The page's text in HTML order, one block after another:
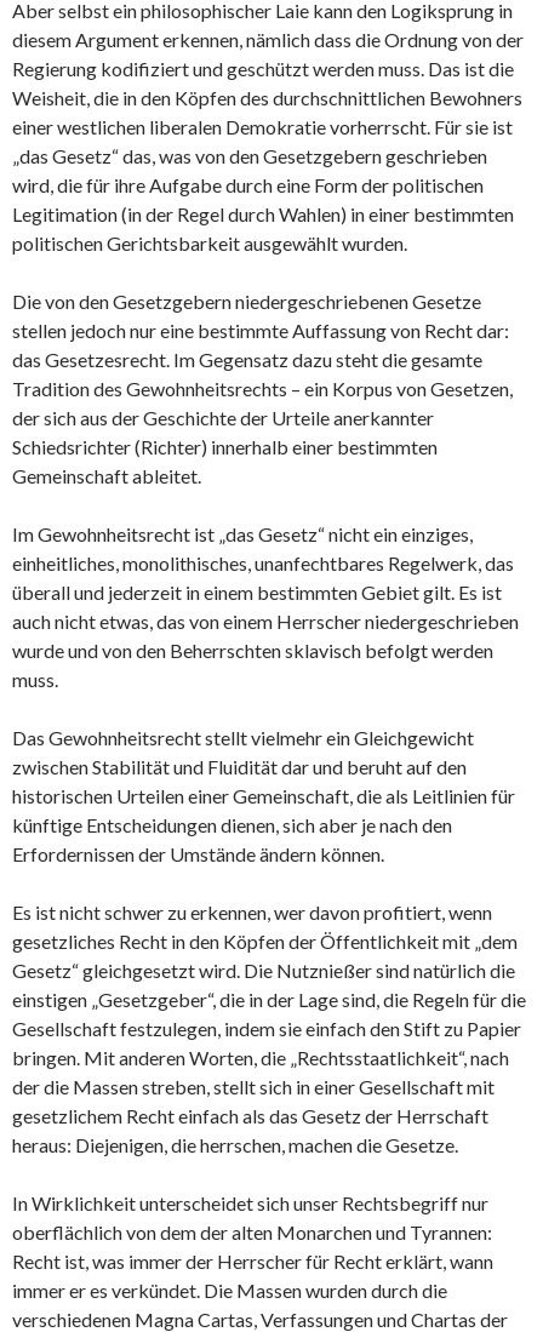
Aber selbst ein philosophischer Laie kann den Logiksprung in
diesem Argument erkennen, nämlich dass die Ordnung von der
Regierung kodifiziert und geschützt werden muss. Das ist die
Weisheit, die in den Köpfen des durchschnittlichen Bewohners
einer westlichen liberalen Demokratie vorherrscht. Für sie ist
„das Gesetz“ das, was von den Gesetzgebern geschrieben
wird, die für ihre Aufgabe durch eine Form der politischen
Legitimation (in der Regel durch Wahlen) in einer bestimmten
politischen Gerichtsbarkeit ausgewählt wurden.
Die von den Gesetzgebern niedergeschriebenen Gesetze
stellen jedoch nur eine bestimmte Auffassung von Recht dar:
das Gesetzesrecht. Im Gegensatz dazu steht die gesamte
Tradition des Gewohnheitsrechts – ein Korpus von Gesetzen,
der sich aus der Geschichte der Urteile anerkannter
Schiedsrichter (Richter) innerhalb einer bestimmten
Gemeinschaft ableitet.
Im Gewohnheitsrecht ist „das Gesetz“ nicht ein einziges,
einheitliches, monolithisches, unanfechtbares Regelwerk, das
überall und jederzeit in einem bestimmten Gebiet gilt. Es ist
auch nicht etwas, das von einem Herrscher niedergeschrieben
wurde und von den Beherrschten sklavisch befolgt werden
muss.
Das Gewohnheitsrecht stellt vielmehr ein Gleichgewicht
zwischen Stabilität und Fluidität dar und beruht auf den
historischen Urteilen einer Gemeinschaft, die als Leitlinien für
künftige Entscheidungen dienen, sich aber je nach den
Erfordernissen der Umstände ändern können.
Es ist nicht schwer zu erkennen, wer davon profitiert, wenn
gesetzliches Recht in den Köpfen der Öffentlichkeit mit „dem
Gesetz“ gleichgesetzt wird. Die Nutznießer sind natürlich die
einstigen „Gesetzgeber“, die in der Lage sind, die Regeln für die
Gesellschaft festzulegen, indem sie einfach den Stift zu Papier
bringen. Mit anderen Worten, die „Rechtsstaatlichkeit“, nach
der die Massen streben, stellt sich in einer Gesellschaft mit
gesetzlichem Recht einfach als das Gesetz der Herrschaft
heraus: Diejenigen, die herrschen, machen die Gesetze.
In Wirklichkeit unterscheidet sich unser Rechtsbegriff nur
oberflächlich von dem der alten Monarchen und Tyrannen:
Recht ist, was immer der Herrscher für Recht erklärt, wann
immer er es verkündet. Die Massen wurden durch die
verschiedenen Magna Cartas, Verfassungen und Chartas der